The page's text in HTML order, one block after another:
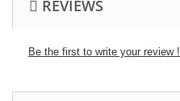
REVIEWS
Be the first to write your review !